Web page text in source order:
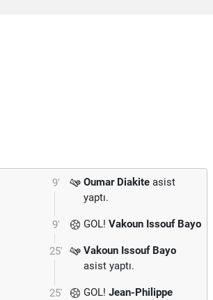
9' Oumar Diakite asist
yaptı.
9' GOL! Vakoun Issouf Bayo
25'
Vakoun Issouf Bayo
asist yaptı.
25' GOL! Jean-Philippe